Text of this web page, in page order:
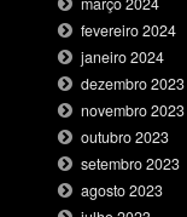
fevereiro 2024
janeiro 2024
dezembro 2023
novembro 2023
outubro 2023
setembro 2023
agosto 2023